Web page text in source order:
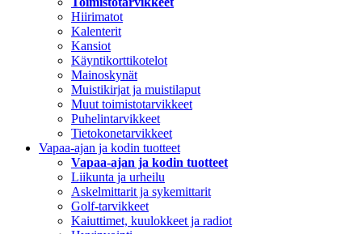
Hiirimatot
Kalenterit
Kansiot
Käyntikorttikotelot
Mainoskynät
Muistikirjat ja muistilaput
Muut toimistotarvikkeet
Puhelintarvikkeet
Tietokonetarvikkeet
Vapaa-ajan ja kodin tuotteet
Vapaa-ajan ja kodin tuotteet
Liikunta ja urheilu
Askelmittarit ja sykemittarit
Golf-tarvikkeet
Kaiuttimet, kuulokkeet ja radiot